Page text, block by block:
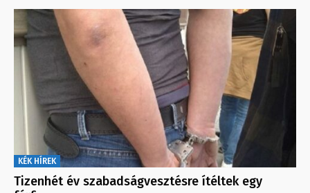
KÉK HÍREK
Tizenhét év szabadságvesztésre ítéltek egy